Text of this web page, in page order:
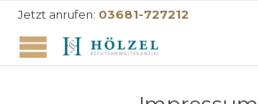
Jetzt anrufen: 03681-727212